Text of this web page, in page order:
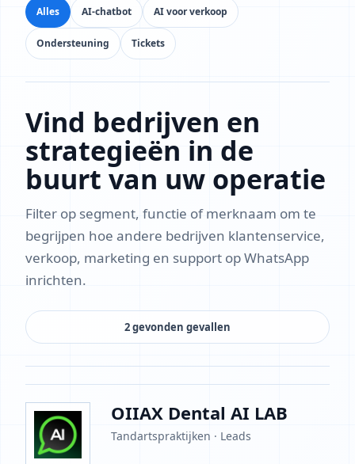
Alles AI-chatbot AI voor verkoop
Ondersteuning Tickets
Vind bedrijven en
strategieën in de
buurt van uw operatie
Filter op segment, functie of merknaam om te
begrijpen hoe andere bedrijven klantenservice,
verkoop, marketing en support op WhatsApp
inrichten.
2 gevonden gevallen
OIIAX Dental AI LAB
Tandartspraktijken · Leads